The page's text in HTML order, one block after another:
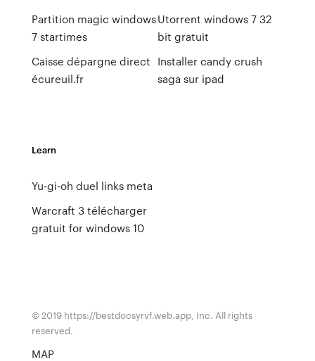
Partition magic windows
7 startimes
Caisse dépargne direct
écureuil.fr
Utorrent windows 7 32
bit gratuit
Installer candy crush
saga sur ipad
Learn
Yu-gi-oh duel links meta
Warcraft 3 télécharger
gratuit for windows 10
© 2019 https://bestdocsyrvf.web.app, Inc. All rights
reserved.
MAP